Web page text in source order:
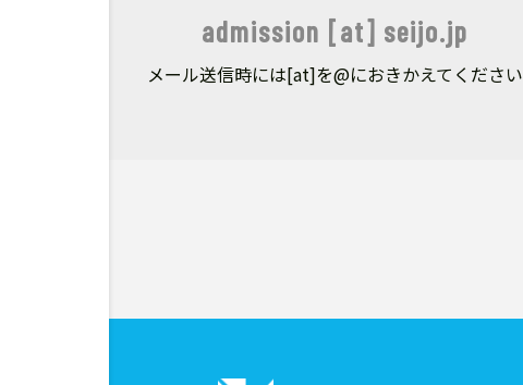
admission [at] seijo.jp
メール送信時には[at]を@におきかえてください